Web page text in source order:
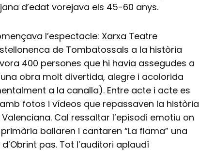
d’edat vorejava els 45-60 anys.
l’espectacle: Xarxa Teatre
de Tombatossals a la història
vora 400 persones que hi havia assegudes a
obra molt divertida, alegre i acolorida
a la canalla). Entre acte i acte es
fotos i vídeos que repassaven la història
Cal ressaltar l’episodi emotiu on
ballaren i cantaren “La flama” una
pas. Tot l’auditori aplaudí